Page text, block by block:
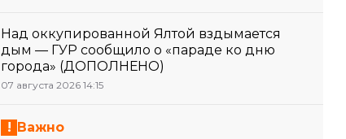
Над оккупированной Ялтой вздымается
дым — ГУР сообщило о «параде ко дню
города» (ДОПОЛНЕНО)
07 августа 2026 14:15
Важно